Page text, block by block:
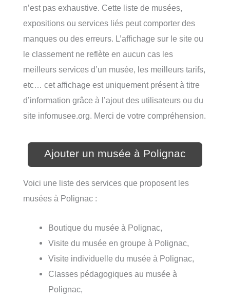
n’est pas exhaustive. Cette liste de musées,
expositions ou services liés peut comporter des
manques ou des erreurs. L’affichage sur le site ou
le classement ne reflète en aucun cas les
meilleurs services d’un musée, les meilleurs tarifs,
etc… cet affichage est uniquement présent à titre
d’information grâce à l’ajout des utilisateurs ou du
site infomusee.org. Merci de votre compréhension.
Ajouter un musée à Polignac
Voici une liste des services que proposent les
musées à Polignac :
Boutique du musée à Polignac,
Visite du musée en groupe à Polignac,
Visite individuelle du musée à Polignac,
Classes pédagogiques au musée à
Polignac,